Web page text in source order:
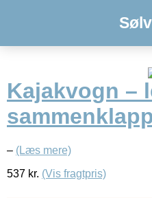
Kajakvogn –
– (Læs mere)
537 kr. (Vis fragtpris)